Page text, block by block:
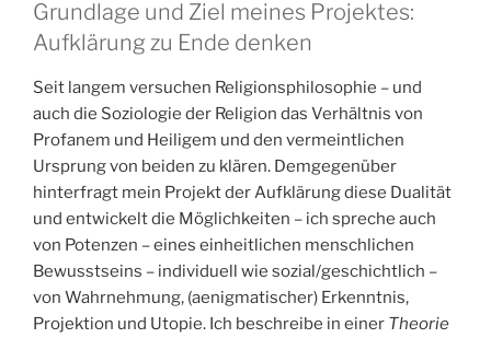
Grundlage und Ziel meines Projektes:
Aufklärung zu Ende denken
Seit langem versuchen Religionsphilosophie – und
auch die Soziologie der Religion das Verhältnis von
Profanem und Heiligem und den vermeintlichen
Ursprung von beiden zu klären. Demgegenüber
hinterfragt mein Projekt der Aufklärung diese Dualität
und entwickelt die Möglichkeiten – ich spreche auch
von Potenzen – eines einheitlichen menschlichen
Bewusstseins – individuell wie sozial/geschichtlich –
von Wahrnehmung, (aenigmatischer) Erkenntnis,
Projektion und Utopie. Ich beschreibe in einer Theorie